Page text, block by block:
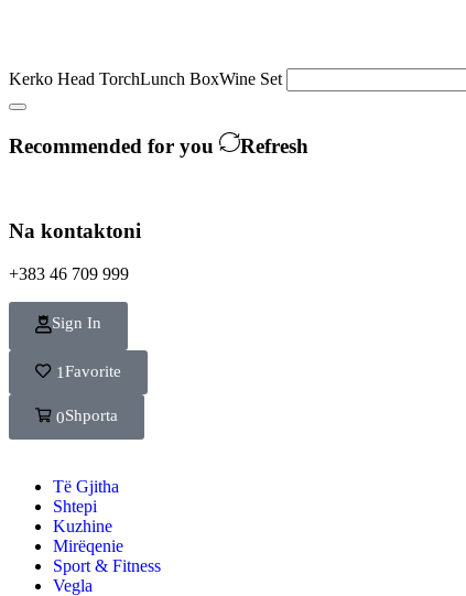
Kerko Head TorchLunch BoxWine Set
Recommended for you Refresh
Na kontaktoni
+383 46 709 999
Sign In
1Favorite
0Shporta
Të Gjitha
Shtepi
Kuzhine
Mirëqenie
Sport & Fitness
Vegla